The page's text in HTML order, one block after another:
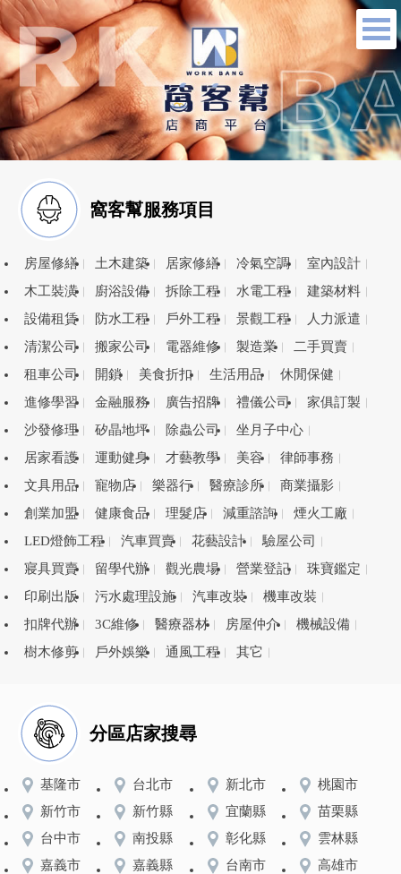
窩客幫服務項目
房屋修繕 土木建築 居家修繕 冷氣空調
室內設計
木工裝潢
廚浴設備 拆除工程 水電工程
建築材料
設備租賃
防水工程 戶外工程 景觀工程
人力派遣
清潔公司
搬家公司 電器維修 製造業
二手買賣
租車公司
開鎖 美食折扣 生活用品
休閒保健
進修學習
金融服務 廣告招牌 禮儀公司
家俱訂製
沙發修理
矽晶地坪 除蟲公司
坐月子中心
居家看護
運動健身 才藝教學 美容
律師事務
文具用品
寵物店 樂器行 醫療診所
商業攝影
創業加盟
健康食品 理髮店 減重諮詢
煙火工廠
LED燈飾工程
汽車買賣 花藝設計
驗屋公司
寢具買賣
留學代辦 觀光農場 營業登記
珠寶鑑定
印刷出版
污水處理設施 汽車改裝
機車改裝
扣牌代辦
3C維修 醫療器材 房屋仲介
機械設備
樹木修剪
戶外娛樂 通風工程 其它
分區店家搜尋
基隆市 台北市 新北市
桃園市
新竹市
新竹縣 宜蘭縣
苗栗縣
台中市
南投縣 彰化縣
雲林縣
嘉義市
嘉義縣 台南市
高雄市